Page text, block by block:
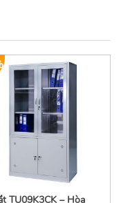
TU09K3CK – Hòa